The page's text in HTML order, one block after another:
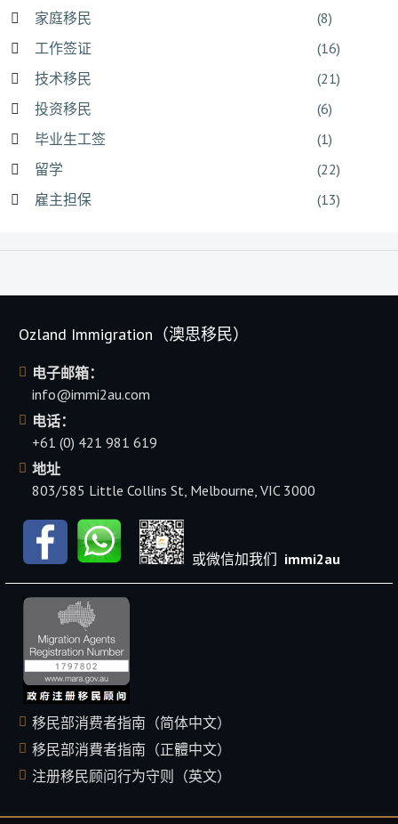
家庭移民
(8)
工作签证
(16)
技术移民
(21)
投资移民
(6)
毕业生工签
(1)
留学
(22)
雇主担保
(13)
Ozland Immigration（澳思移民）
电子邮箱：
info@immi2au.com
电话：
+61 (0) 421 981 619
地址
803/585 Little Collins St, Melbourne, VIC 3000
或微信加我们 immi2au
移民部消费者指南（简体中文）
移民部消費者指南（正體中文）
注册移民顾问行为守则（英文）